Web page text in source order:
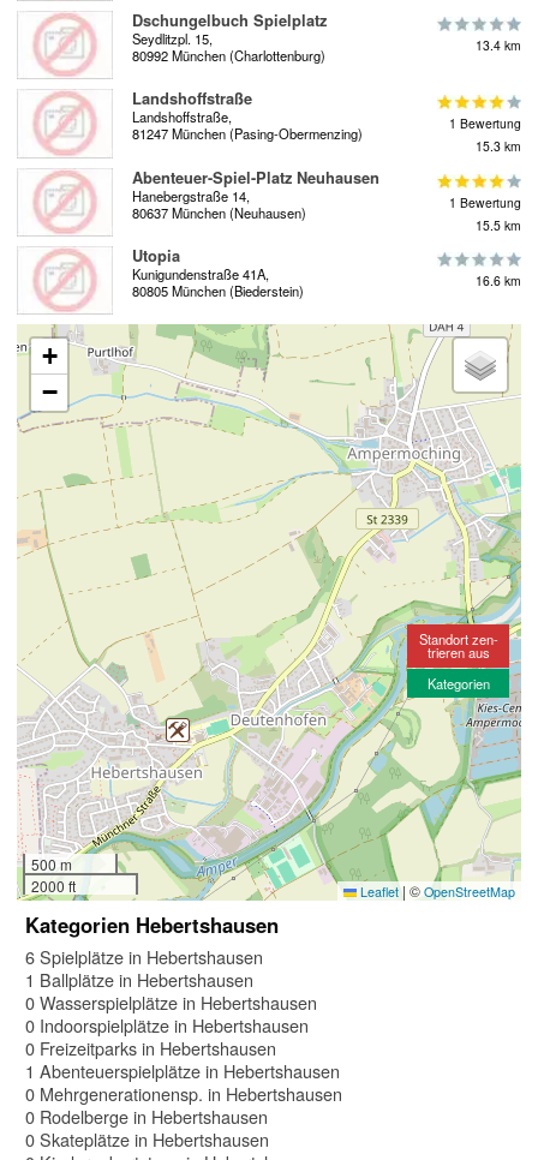
Dschungelbuch Spielplatz
Seydlitzpl. 15,
80992 München (Charlottenburg)
13.4 km
Landshoffstraße
Landshoffstraße,
81247 München (Pasing-Obermenzing)
1 Bewertung
15.3 km
Abenteuer-Spiel-Platz Neuhausen
Hanebergstraße 14,
80637 München (Neuhausen)
1 Bewertung
15.5 km
Utopia
Kunigundenstraße 41A,
80805 München (Biederstein)
16.6 km
+
−
500 m
2000 ft
Leaflet | © OpenStreetMap
Standort zen-
trieren aus
Kategorien
Kategorien Hebertshausen
6 Spielplätze in Hebertshausen
1 Ballplätze in Hebertshausen
0 Wasserspielplätze in Hebertshausen
0 Indoorspielplätze in Hebertshausen
0 Freizeitparks in Hebertshausen
1 Abenteuerspielplätze in Hebertshausen
0 Mehrgenerationensp. in Hebertshausen
0 Rodelberge in Hebertshausen
0 Skateplätze in Hebertshausen